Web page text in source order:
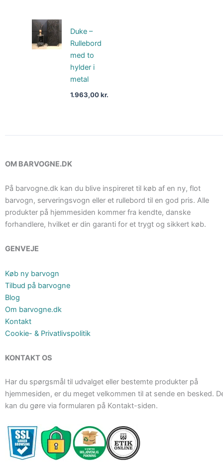
Duke –
Rullebord
med to
hylder i
metal
1.963,00kr.
OM BARVOGNE.DK
På barvogne.dk kan du blive inspireret til køb af en ny, flot
barvogn, serveringsvogn eller et rullebord til en god pris. Alle
produkter på hjemmesiden kommer fra kendte, danske
forhandlere, hvilket er din garanti for et trygt og sikkert køb.
GENVEJE
Køb ny barvogn
Tilbud på barvogne
Blog
Om barvogne.dk
Kontakt
Cookie- & Privatlivspolitik
KONTAKT OS
Har du spørgsmål til udvalget eller bestemte produkter på
hjemmesiden, er du meget velkommen til at sende en besked.
kan du gøre via formularen på Kontakt-siden.